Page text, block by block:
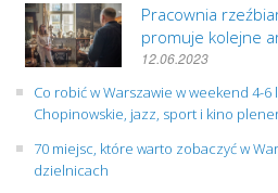
Pracownia
promuje kolejne
12.06.2023
Co robić w Warszawie w weekend 4-6
Chopinowskie, jazz, sport i kino
70 miejsc, które warto zobaczyć w
dzielnicach